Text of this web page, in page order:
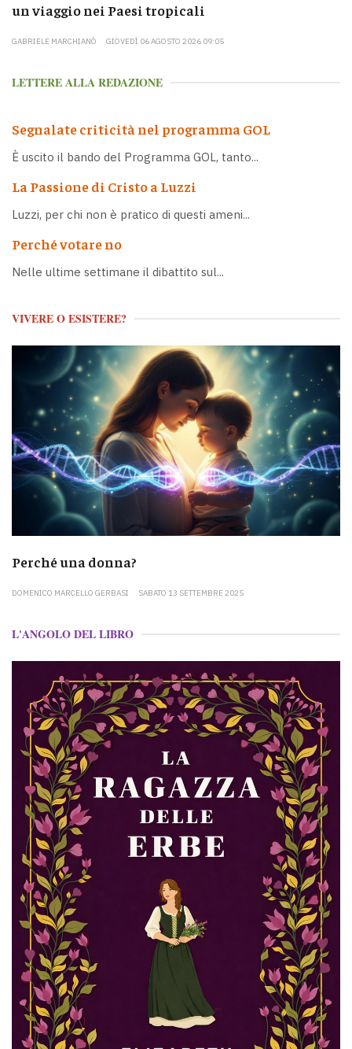
un viaggio nei Paesi tropicali
GABRIELE MARCHIANÒ GIOVEDÌ 06 AGOSTO 2026 09:05
LETTERE ALLA REDAZIONE
Segnalate criticità nel programma GOL
È uscito il bando del Programma GOL, tanto...
La Passione di Cristo a Luzzi
Luzzi, per chi non è pratico di questi ameni...
Perché votare no
Nelle ultime settimane il dibattito sul...
VIVERE O ESISTERE?
Perché una donna?
DOMENICO MARCELLO GERBASI SABATO 13 SETTEMBRE 2025
L'ANGOLO DEL LIBRO